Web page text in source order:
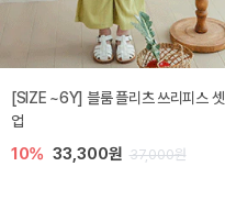
[SIZE ~6Y] 블룸 플리츠 쓰리피스 셋
업
10% 33,300원 37,000원